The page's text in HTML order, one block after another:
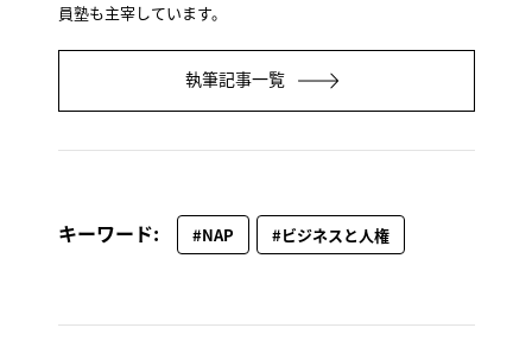
員塾も主宰しています。
執筆記事一覧
キーワード: #NAP #ビジネスと人権